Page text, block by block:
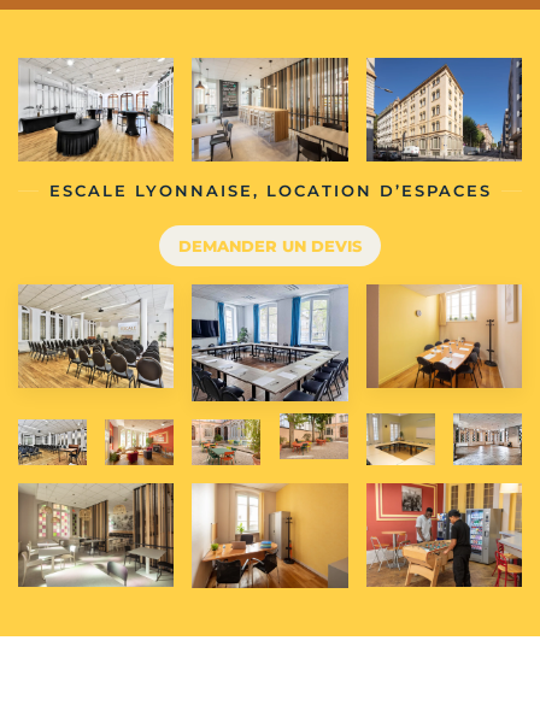
ESCALE LYONNAISE, LOCATION D’ESPACES
DEMANDER UN DEVIS